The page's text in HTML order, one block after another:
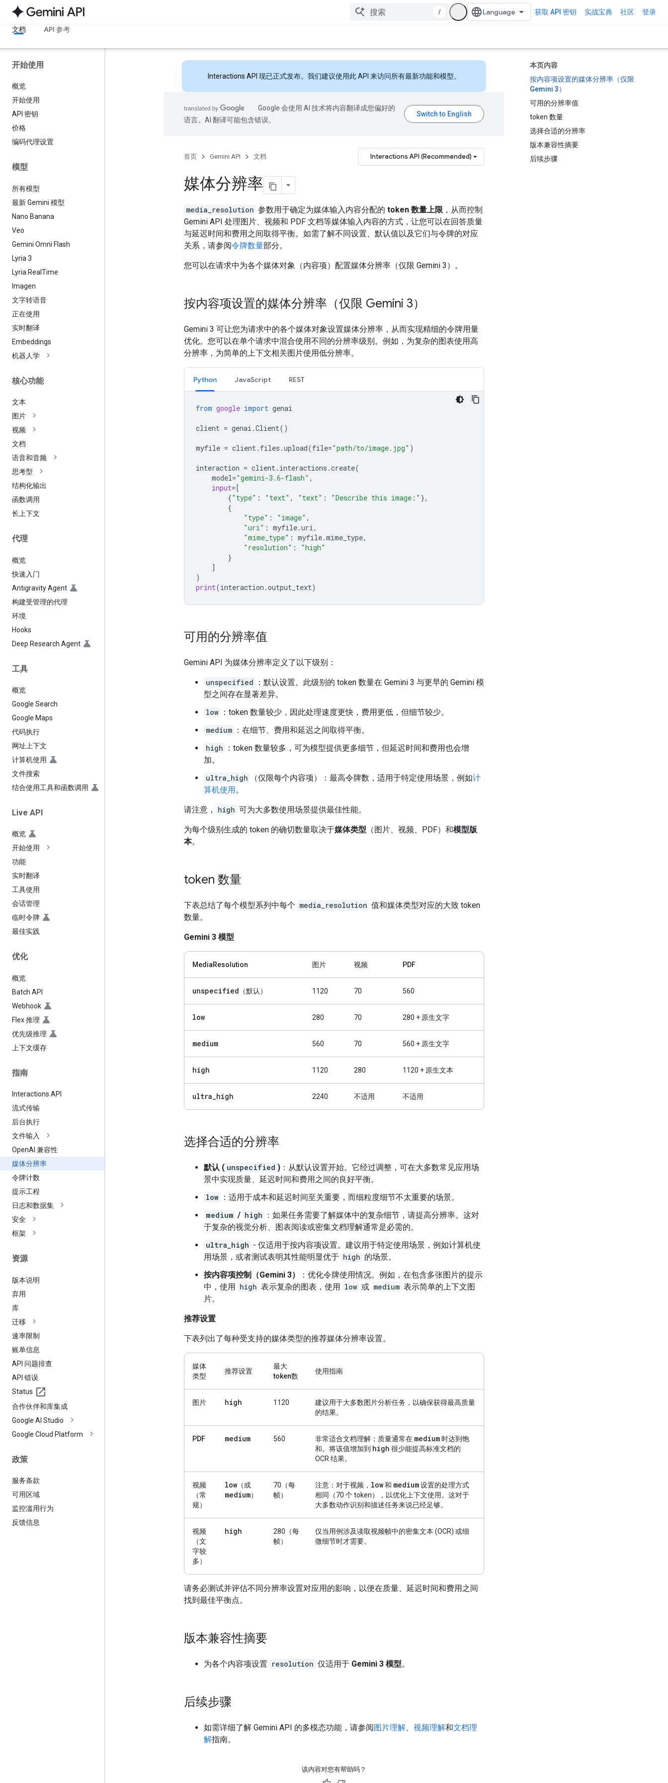
/ 获取 API 密钥 实战宝典 社区 登录
文档 API 参考
开始使用
概览
开始使用
API 密钥
价格
编码代理设置
模型
所有模型
最新 Gemini 模型
Nano Banana
Veo
Gemini Omni Flash
Lyria 3
Lyria Real Time
Imagen
文字转语音
正在使用
实时翻译
Embeddings
机器人学
核心功能
文本
图片
视频
文档
语音和音频
思考型
结构化输出
函数调用
长上下文
代理
概览
快速入门
Antigravity Agent
构建受管理的代理
环境
Hooks
Deep Research Agent
工具
概览
Google Search
Google Maps
代码执行
网址上下文
计算机使用
文件搜索
结合使用工具和函数调用
Live API
概览
开始使用
功能
实时翻译
工具使用
会话管理
临时令牌
最佳实践
优化
概览
Batch API
Webhook
Flex 推理
优先级推理
上下文缓存
指南
Interactions API
流式传输
后台执行
文件输入
OpenAI 兼容性
媒体分辨率
令牌计数
提示工程
日志和数据集
安全
框架
资源
版本说明
弃用
库
迁移
速率限制
账单信息
API 问题排查
API 错误
Status
合作伙伴和库集成
Google AI Studio
Google Cloud Platform
政策
服务条款
可用区域
监控滥用行为
反馈信息
本页内容
按内容项设置的媒体分辨率（仅限
Gemini 3）
可用的分辨率值
token 数量
选择合适的分辨率
版本兼容性摘要
后续步骤
Interactions API 现已正式发布。我们建议使用此 API 来访问所有最新功能和模型。
Google 会使用 AI 技术将内容翻译成您偏好的
语言。AI 翻译可能包含错误。
首页 Gemini API 文档 Interactions API (Recommended)
媒体分辨率
media_resolution 参数用于确定为媒体输入内容分配的 token 数量上限 ，从而控制
Gemini API 处理图片、视频和 PDF 文档等媒体输入内容的方式，让您可以在回答质量
与延迟时间和费用之间取得平衡。如需了解不同设置、默认值以及它们与令牌的对应
关系，请参阅令牌数量部分。
您可以在请求中为各个媒体对象（内容项）配置媒体分辨率（仅限 Gemini 3）。
按内容项设置的媒体分辨率（仅限 Gemini 3）
Gemini 3 可让您为请求中的各个媒体对象设置媒体分辨率，从而实现精细的令牌用量
优化。您可以在单个请求中混合使用不同的分辨率级别。例如，为复杂的图表使用高
分辨率，为简单的上下文相关图片使用低分辨率。
Python JavaScript REST
from google import genai
client = genai .Client()
myfile = client. files .upload(file="path/to/image.jpg" )
interaction = client. interactions .create(
model="gemini-3.6-flash" ,
input=[
{"type" : "text" , "text" : "Describe this image:" },
{
"type" : "image" ,
"uri" : myfile.uri,
"mime_type" : myfile.mime_type,
"resolution" :
"high"
}
]
)
print(interaction .output_text)
可用的分辨率值
Gemini API 为媒体分辨率定义了以下级别：
unspecified
：默认设置。此级别的 token 数量在 Gemini 3 与更早的 Gemini 模
型之间存在显著差异。
low ：token 数量较少，因此处理速度更快，费用更低，但细节较少。
medium ：在细节、费用和延迟之间取得平衡。
high
：token 数量较多，可为模型提供更多细节，但延迟时间和费用也会增
加。
ultra_high
（仅限每个内容项）：最高令牌数，适用于特定使用场景，例如计
算机使用。
请注意， high 可为大多数使用场景提供最佳性能。
为每个级别生成的 token 的确切数量取决于媒体类型 （图片、视频、PDF）和模型版
本。
token 数量
下表总结了每个模型系列中每个 media_resolution 值和媒体类型对应的大致 token
数量。
Gemini 3 模型
MediaResolution 图片 视频 PDF
unspecified （默认） 1120 70 560
low 280 70 280 + 原生文字
medium 560 70 560 + 原生文字
high 1120 280 1120 + 原生文本
ultra_high 2240 不适用 不适用
选择合适的分辨率
默认 ( unspecified ) ：从默认设置开始。它经过调整，可在大多数常见应用场
景中实现质量、延迟时间和费用之间的良好平衡。
low ：适用于成本和延迟时间至关重要，而细粒度细节不太重要的场景。
medium / high
：如果任务需要了解媒体中的复杂细节，请提高分辨率。这对
于复杂的视觉分析、图表阅读或密集文档理解通常是必需的。
ultra_high - 仅适用于按内容项设置。建议用于特定使用场景，例如计算机使
用场景，或者测试表明其性能明显优于 high 的场景。
按内容项控制（Gemini 3）
：优化令牌使用情况。例如，在包含多张图片的提示
中，使用 high 表示复杂的图表，使用 low 或 medium 表示简单的上下文图
片。
推荐设置
下表列出了每种受支持的媒体类型的推荐媒体分辨率设置。
媒体
类型
推荐设置
最大
token数
使用指南
图片 high 1120
建议用于大多数图片分析任务，以确保获得最高质量
的结果。
PDF medium 560 非常适合文档理解；质量通常在 medium 时达到饱
和。将该值增加到 high 很少能提高标准文档的
OCR 结果。
视频
（常
规）
low （或
medium）
70（每
帧）
注意 ：对于视频， low和 medium设置的处理方式
相同（70 个 token），以优化上下文使用。这对于
大多数动作识别和描述任务来说已经足够。
视频
（文
字较
多）
high
280（每
帧）
仅当用例涉及读取视频帧中的密集文本 (OCR) 或细
微细节时才需要。
请务必测试并评估不同分辨率设置对应用的影响，以便在质量、延迟时间和费用之间
找到最佳平衡点。
版本兼容性摘要
为各个内容项设置 resolution 仅适用于 Gemini 3 模型。
后续步骤
如需详细了解 Gemini API 的多模态功能，请参阅图片理解、 视频理解和文档理
解指南。
该内容对您有帮助吗？